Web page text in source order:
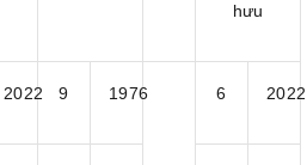
hưu
2022 9 1976 6 2022